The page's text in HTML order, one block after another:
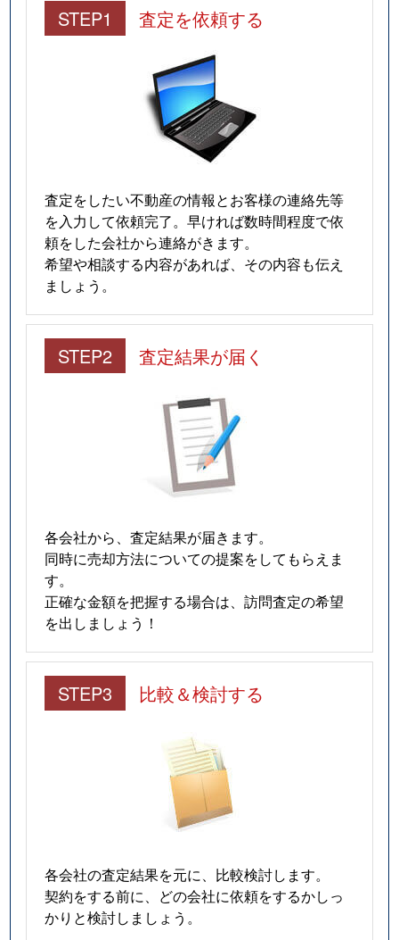
STEP1 査定を依頼する
査定をしたい不動産の情報とお客様の連絡先等
を入力して依頼完了。早ければ数時間程度で依
頼をした会社から連絡がきます。
希望や相談する内容があれば、その内容も伝え
ましょう。
STEP2 査定結果が届く
各会社から、査定結果が届きます。
同時に売却方法についての提案をしてもらえま
す。
正確な金額を把握する場合は、訪問査定の希望
を出しましょう！
STEP3 比較＆検討する
各会社の査定結果を元に、比較検討します。
契約をする前に、どの会社に依頼をするかしっ
かりと検討しましょう。